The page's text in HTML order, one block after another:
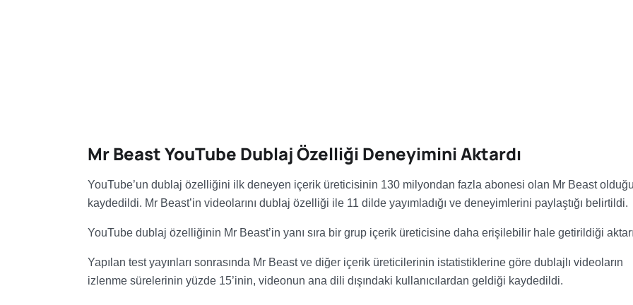
Mr Beast YouTube Dublaj Özelliği Deneyimini Aktardı
YouTube’un dublaj özelliğini ilk deneyen içerik üreticisinin 130 milyondan fazla abonesi olan Mr Beast olduğu
kaydedildi. Mr Beast’in videolarını dublaj özelliği ile 11 dilde yayımladığı ve deneyimlerini paylaştığı belirtildi.
YouTube dublaj özelliğinin Mr Beast’in yanı sıra bir grup içerik üreticisine daha erişilebilir hale getirildiği
Yapılan test yayınları sonrasında Mr Beast ve diğer içerik üreticilerinin istatistiklerine göre dublajlı videoların
izlenme sürelerinin yüzde 15’inin, videonun ana dili dışındaki kullanıcılardan geldiği kaydedildi.